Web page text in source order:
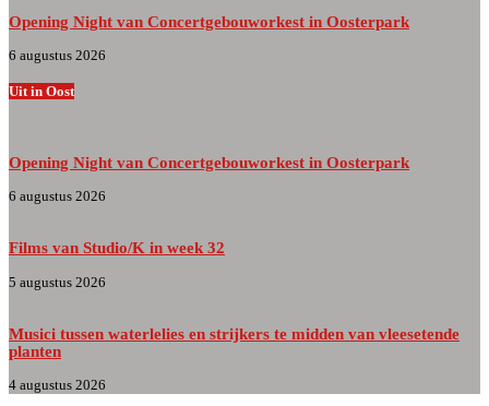
Opening Night van Concertgebouworkest in Oosterpark
6 augustus 2026
Uit in Oost
Opening Night van Concertgebouworkest in Oosterpark
6 augustus 2026
Films van Studio/K in week 32
5 augustus 2026
Musici tussen waterlelies en strijkers te midden van vleesetende
planten
4 augustus 2026